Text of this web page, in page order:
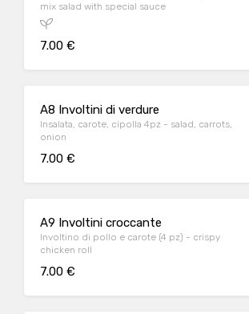
mix salad with special sauce
7.00 €
A8 Involtini di verdure
Insalata, carote, cipolla 4pz - salad, carrots,
onion
7.00 €
A9 Involtini croccante
Involtino di pollo e carote (4 pz) - crispy
chicken roll
7.00 €